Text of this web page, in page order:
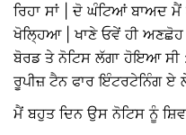
ਰਿਹਾ ਸਾਂ | ਦੋ ਘੰਟਿਆਂ ਬਾਅਦ
ਖੋਲ੍ਹਿਆ | ਖਾਣੇ ਓਵੇਂ ਹੀ
ਬੋਰਡ ਤੇ ਨੋਟਿਸ ਲੱਗਾ ਹੋਇਆ ਸੀ
ਰੂਪੀਜ਼ ਟੈਨ ਫਾਰ ਇੰਟਰਟੇਨਿੰਗ ਏ
ਮੈਂ ਬਹੁਤ ਦਿਨ ਉਸ ਨੋਟਿਸ ਨੂੰ ਸ਼ਿਵ